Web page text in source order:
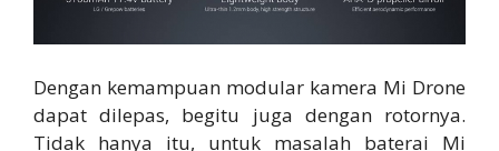
Dengan kemampuan modular kamera Mi Drone
dapat dilepas, begitu juga dengan rotornya.
Tidak hanya itu, untuk masalah baterai Mi